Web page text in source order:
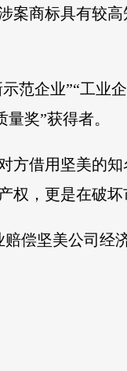
案商标具有较
范企业”“工业
奖”获得者。
方借用坚美的
，更是在破坏
偿坚美公司经